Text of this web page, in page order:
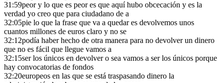
31:59peor y lo que es peor es que aquí hubo obcecación y es la
verdad yo creo que para ciudadano de a
32:05pie lo que la frase que va a quedar es devolvemos unos
cuantos millones de euros claro y no se
32:12podía haber hecho de otra manera para no devolver un dinero
que no es fácil que llegue vamos a
32:15ser los únicos en devolver o sea vamos a ser los únicos porque
hay convocatorias de fondos
32:20europeos en las que se está traspasando dinero la